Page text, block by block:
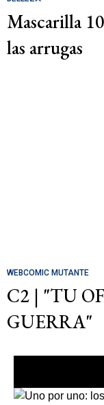
Mascarilla
las arrugas
WEBCOMIC MUTANTE
C2 | "TU
GUERRA"